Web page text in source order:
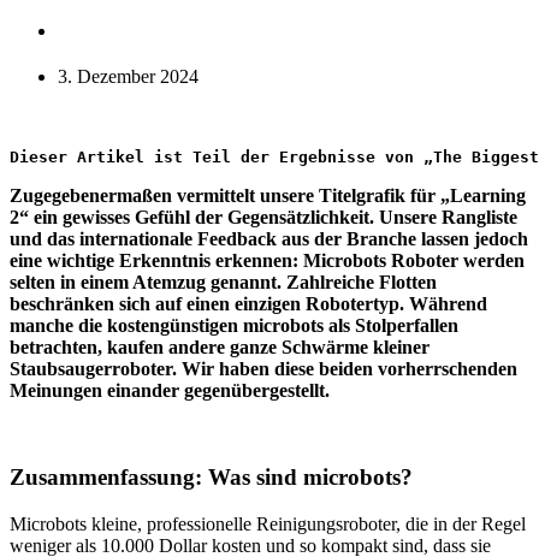
3. Dezember 2024
Dieser Artikel ist Teil der Ergebnisse von „The
Zugegebenermaßen vermittelt unsere Titelgrafik für „Learning
2“ ein gewisses Gefühl der Gegensätzlichkeit. Unsere Rangliste
und das internationale Feedback aus der Branche lassen jedoch
eine wichtige Erkenntnis erkennen: Microbots Roboter werden
selten in einem Atemzug genannt. Zahlreiche Flotten
beschränken sich auf einen einzigen Robotertyp. Während
manche die kostengünstigen microbots als Stolperfallen
betrachten, kaufen andere ganze Schwärme kleiner
Staubsaugerroboter. Wir haben diese beiden vorherrschenden
Meinungen einander gegenübergestellt.
Zusammenfassung: Was sind microbots?
Microbots kleine, professionelle Reinigungsroboter, die in der Regel
weniger als 10.000 Dollar kosten und so kompakt sind, dass sie